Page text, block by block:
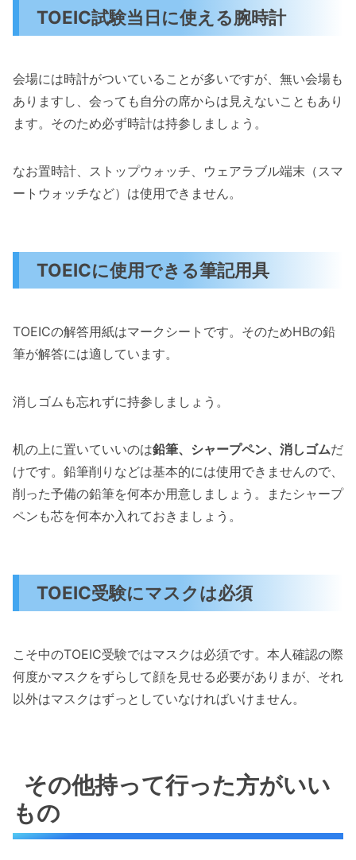
TOEIC試験当日に使える腕時計
会場には時計がついていることが多いですが、無い会場も
ありますし、会っても自分の席からは見えないこともあり
ます。そのため必ず時計は持参しましょう。
なお置時計、ストップウォッチ、ウェアラブル端末（スマ
ートウォッチなど）は使用できません。
TOEICに使用できる筆記用具
TOEICの解答用紙はマークシートです。そのためHBの鉛
筆が解答には適しています。
消しゴムも忘れずに持参しましょう。
机の上に置いていいのは鉛筆、シャープペン、消しゴムだ
けです。鉛筆削りなどは基本的には使用できませんので、
削った予備の鉛筆を何本か用意しましょう。またシャープ
ペンも芯を何本か入れておきましょう。
TOEIC受験にマスクは必須
こそ中のTOEIC受験ではマスクは必須です。本人確認の際
何度かマスクをずらして顔を見せる必要がありまが、それ
以外はマスクはずっとしていなければいけません。
その他持って行った方がいい
もの